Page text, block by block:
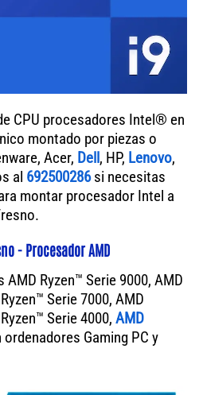
CPU procesadores Intel® en
montado por piezas o
Acer, Dell, HP, Lenovo,
al 692500286si necesitas
montar procesador Intel a
- Procesador AMD
Ryzen™ Serie 9000, AMD
Serie 7000, AMD
Serie 4000, AMD
ordenadores Gaming PC y